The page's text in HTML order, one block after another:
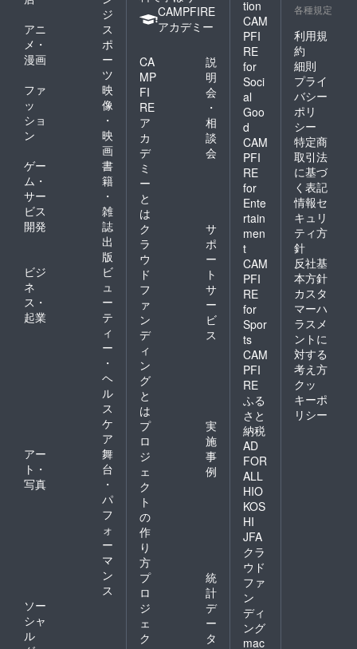
ジ
アニ
メ・
漫画
ス
ポ
ー
ツ
ファ
ッ
ショ
ン
映
像
・
映
画
ゲー
ム・
サー
ビス
開発
書
籍
・
雑
誌
出
版
ビジ
ネ
ス・
起業
ビ
ュ
ー
テ
ィ
ー
・
ヘ
ル
ス
ケ
ア
アー
ト・
写真
舞
台
・
パ
フ
ォ
ー
マ
ン
ス
ソー
シャ
ル
CAMPFIRE
アカデミー
CA
MP
FI
RE
ア
カ
デ
ミ
ー
と
は
説
明
会
・
相
談
会
ク
ラ
ウ
ド
フ
ァ
ン
デ
ィ
ン
グ
と
は
サ
ポ
ー
ト
サ
ー
ビ
ス
プ
ロ
ジ
ェ
ク
ト
の
作
り
方
実
施
事
例
プ
ロ
ジ
ェ
ク
統
計
デ
ー
タ
tion
CAM
PFI
RE
for
Soci
al
Goo
d
CAM
PFI
RE
for
Ente
rtain
men
t
CAM
PFI
RE
for
Spor
ts
CAM
PFI
RE
ふる
さと
納税
AD
FOR
ALL
HIO
KOS
HI
JFA
クラ
ウド
ファ
ン
ディ
ング
mac
各種規定
利用規
約
細則
プライ
バシー
ポリ
シー
特定商
取引法
に基づ
く表記
情報セ
キュリ
ティ方
針
反社基
本方針
カスタ
マーハ
ラスメ
ントに
対する
考え方
クッ
キーポ
リシー